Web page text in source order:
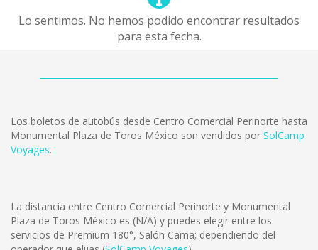
Lo sentimos. No hemos podido encontrar resultados
para esta fecha.
Los boletos de autobús desde Centro Comercial Perinorte hasta
Monumental Plaza de Toros México son vendidos por SolCamp
Voyages.
La distancia entre Centro Comercial Perinorte y Monumental
Plaza de Toros México es (N/A) y puedes elegir entre los
servicios de Premium 180°, Salón Cama; dependiendo del